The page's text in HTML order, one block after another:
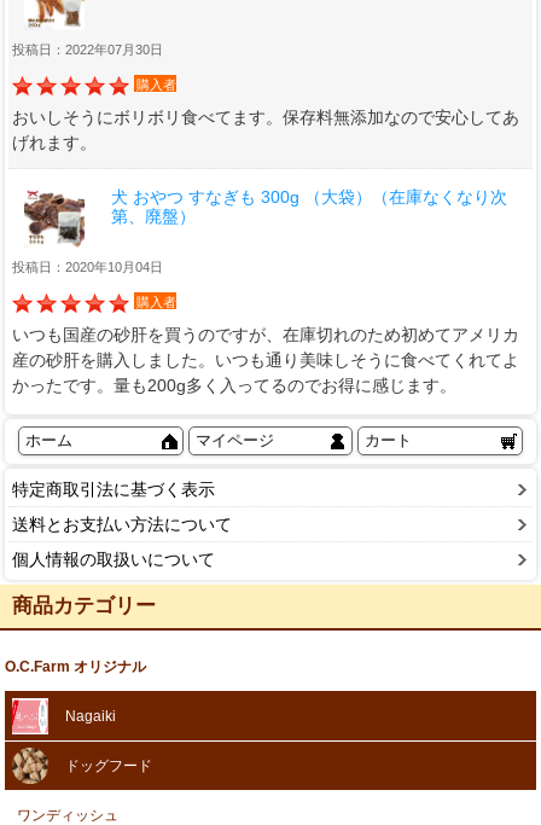
投稿日：2022年07月30日
購入者
おいしそうにボリボリ食べてます。保存料無添加なので安心してあ
げれます。
犬 おやつ すなぎも 300g （大袋）（在庫なくなり次
第、廃盤）
投稿日：2020年10月04日
購入者
いつも国産の砂肝を買うのですが、在庫切れのため初めてアメリカ
産の砂肝を購入しました。いつも通り美味しそうに食べてくれてよ
かったです。量も200g多く入ってるのでお得に感じます。
ホーム マイページ カート
特定商取引法に基づく表示
送料とお支払い方法について
個人情報の取扱いについて
商品カテゴリー
O.C.Farm オリジナル
Nagaiki
ドッグフード
ワンディッシュ